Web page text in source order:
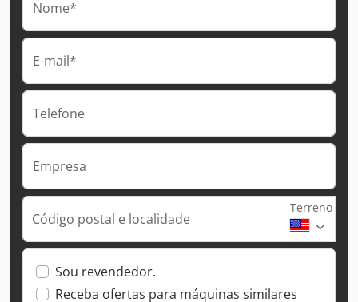
Nome*
E-mail*
Telefone
Empresa
Código postal e localidade
Terreno
Sou revendedor.
Receba ofertas para máquinas similares